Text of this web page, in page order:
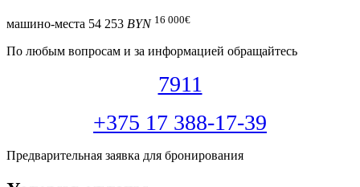
машино-места 54 253 BYN 16 000€
По любым вопросам и за информацией обращайтесь
7911
+375 17 388-17-39
Предварительная заявка для бронирования